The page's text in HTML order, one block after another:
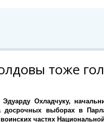
тоже
Эдуарду Охладчуку,
досрочных выборах в
частях